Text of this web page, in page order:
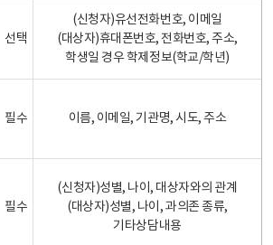
선택
(신청자)유선전화번호, 이메일
(대상자)휴대폰번호, 전화번호, 주소,
학생일 경우 학제정보(학교/학년)
필수 이름, 이메일, 기관명, 시도, 주소
필수
(신청자)성별, 나이, 대상자와의 관계
(대상자)성별, 나이, 과의존 종류,
기타상담내용